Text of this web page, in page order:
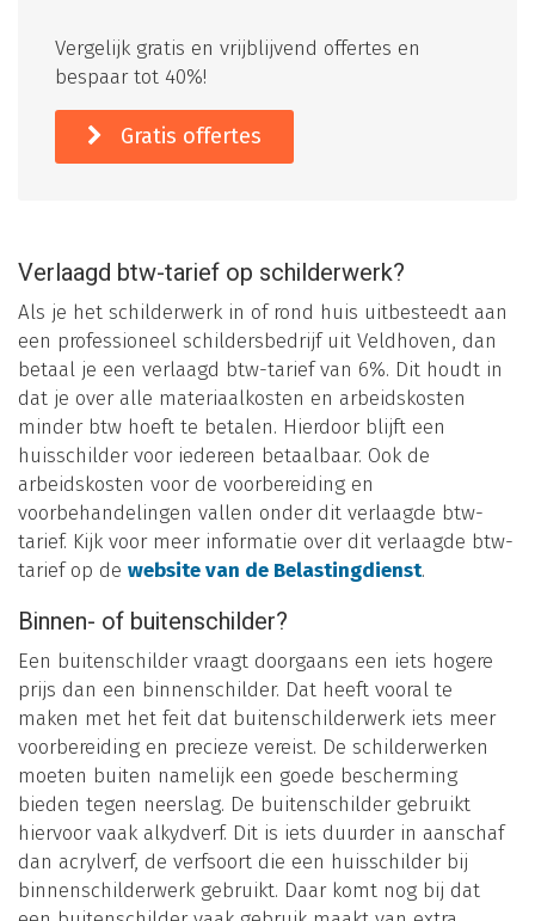
Vergelijk gratis en vrijblijvend offertes en
bespaar tot 40%!
Gratis offertes
Verlaagd btw-tarief op schilderwerk?
Als je het schilderwerk in of rond huis uitbesteedt aan
een professioneel schildersbedrijf uit Veldhoven, dan
betaal je een verlaagd btw-tarief van 6%. Dit houdt in
dat je over alle materiaalkosten en arbeidskosten
minder btw hoeft te betalen. Hierdoor blijft een
huisschilder voor iedereen betaalbaar. Ook de
arbeidskosten voor de voorbereiding en
voorbehandelingen vallen onder dit verlaagde btw-
tarief. Kijk voor meer informatie over dit verlaagde btw-
tarief op de website van de Belastingdienst.
Binnen- of buitenschilder?
Een buitenschilder vraagt doorgaans een iets hogere
prijs dan een binnenschilder. Dat heeft vooral te
maken met het feit dat buitenschilderwerk iets meer
voorbereiding en precieze vereist. De schilderwerken
moeten buiten namelijk een goede bescherming
bieden tegen neerslag. De buitenschilder gebruikt
hiervoor vaak alkydverf. Dit is iets duurder in aanschaf
dan acrylverf, de verfsoort die een huisschilder bij
binnenschilderwerk gebruikt. Daar komt nog bij dat